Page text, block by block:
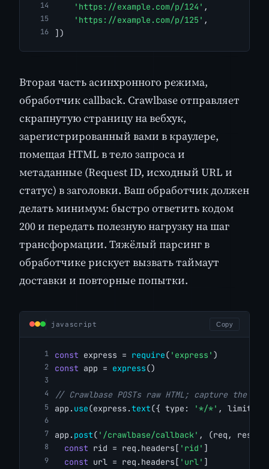
'https://example.com/p/124' ,
'https://example.com/p/125' ,
])
Вторая часть асинхронного режима,
обработчик callback. Crawlbase отправляет
скрапнутую страницу на вебхук,
зарегистрированный вами в краулере,
помещая HTML в тело запроса и
метаданные (Request ID, исходный URL и
статус) в заголовки. Ваш обработчик должен
делать минимум: быстро ответить кодом
200 и передать полезную нагрузку на шаг
трансформации. Тяжёлый парсинг в
обработчике рискует вызвать таймаут
доставки и повторные попытки.
javascript Copy
const express = require( 'express' )
const app = express()
// Crawlbase POSTs raw HTML; capture the
app. use(express.text({ type: '*/*' , limit:
app. post( '/crawlbase/callback' , (req, res)
const rid = req.headers[ 'rid' ]
const url = req.headers[ 'url' ]